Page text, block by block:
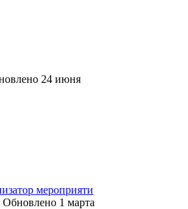
24 июня
мероприяти
Обновлено 1 марта